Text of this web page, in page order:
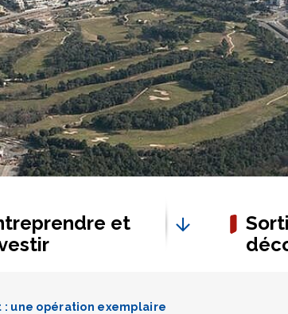
et
: une opération exemplaire